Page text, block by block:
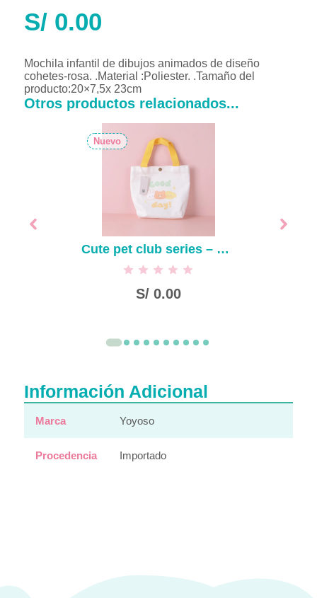
S/0.00
Mochila infantil de dibujos animados de diseño
cohetes-rosa. .Material :Poliester. .Tamaño del
producto:20×7,5x 23cm
Otros productos relacionados...
Nuevo
Cute pet club series – bolsa de almuerzo de lona trapezoidal
S/0.00
Información Adicional
Marca Yoyoso
Procedencia Importado